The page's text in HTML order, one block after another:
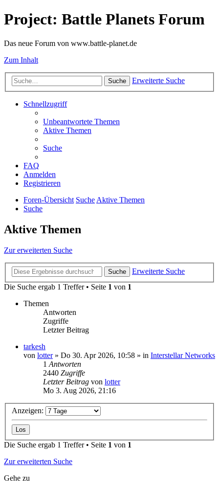
Project: Battle Planets Forum
Das neue Forum von www.battle-planet.de
Zum Inhalt
Suche Erweiterte Suche
Schnellzugriff
Unbeantwortete Themen
Aktive Themen
Suche
FAQ
Anmelden
Registrieren
Foren-Übersicht SucheAktive Themen
Suche
Aktive Themen
Zur erweiterten Suche
Suche
Erweiterte Suche
Die Suche ergab 1 Treffer • Seite 1 von 1
Themen
Antworten
Zugriffe
Letzter Beitrag
tarkesh
von lotter» Do 30. Apr 2026, 10:58 » in Interstellar Networks
1 Antworten
2440 Zugriffe
Letzter Beitrag von lotter
Mo 3. Aug 2026, 21:16
Anzeigen:
Die Suche ergab 1 Treffer • Seite 1 von 1
Zur erweiterten Suche
Gehe zu